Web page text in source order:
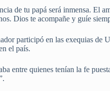
de tu papá será inmensa. El
Dios te acompañe y guíe
participó en las exequias de
el país.
entre quienes tenían la fe